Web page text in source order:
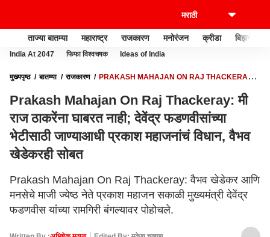
ताज्या बातम्या महाराष्ट्र राजकारण मनोरंजन क्रीडा बिझनेस
India At 2047 फिफा विश्वचषक Ideas of India
मुख्यपृष्ठ बातम्या राजकारण
PRAKASH MAHAJAN ON RAJ THACKERAY:
वैभव खेडेकरही सोबत
Prakash Mahajan On Raj Thackeray: मी
राज ठाकरेंना घाबरत नाही; देवेंद्र फडणवीसांच्या
भेटीसाठी जाण्याआधी प्रकाश महाजनांचं विधान, वैभव
खेडेकरही सोबत
Prakash Mahajan On Raj Thackeray: वैभव खेडेकर आणि
मनसेचे माजी ज्येष्ठ नेते प्रकाश महाजन सकाळी मुख्यमंत्री देवेंद्र
फडणवीस यांच्या रामगिरी बंगल्यावर पोहोचले.